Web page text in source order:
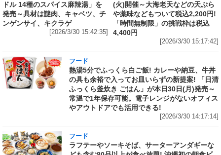
ドル 14種のスパイス麻辣湯」を
発売～具材は謎肉、キャベツ、チ
ンゲンサイ、キクラゲ
[2026/3/30 15:42:35]
(火)開催～大海老天などの天ぷら
や薬味などもついて税込2,200円!
「時間無制限」の挑戦枠は税込
4,400円
[2026/3/30 15:17:42]
フード
熱湯5分でふっくら白ご飯! カレーや納豆、牛丼
の具も余裕で入ってお皿いらずの新提案! 「日清
ふっくら釜炊き ごはん」が本日30日(月)発売～
常温で1年保存可能。電子レンジがないオフィス
やアウトドアでも活用できる!
[2026/3/30 14:17:14]
フード
ラフテーやソーキそば、サーターアンダギーな